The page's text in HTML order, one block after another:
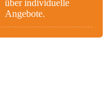
über individuelle
Angebote.